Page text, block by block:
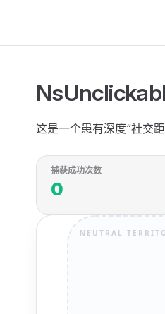
这是一个患有深度“社交
捕获成功次数
0
NEUTRAL